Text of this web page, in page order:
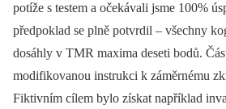
potíže s testem a očekávali jsme 100%
předpoklad se plně potvrdil –⁠ všechny
dosáhly v TMR maxima deseti bodů.
modifikovanou instrukci k záměrnému
Fiktivním cílem bylo získat například